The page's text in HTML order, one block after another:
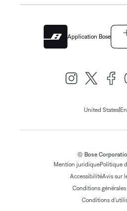
Application Bose
United States|
© Bose
Mention juridiquePolitique
AccessibilitéAvis sur
Conditions
Conditions